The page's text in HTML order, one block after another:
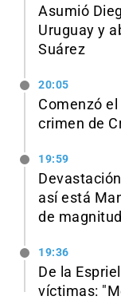
Asumió
Uruguay y
Suárez
20:05
Comenzó el
crimen de
19:59
así está
de
19:36
De la
víctimas: